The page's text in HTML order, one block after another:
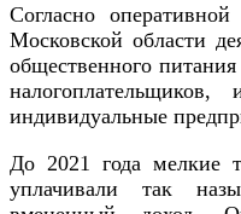
Согласно
Московской области
общественного
индивидуальные
До 2021 года мелкие
уплачивали так